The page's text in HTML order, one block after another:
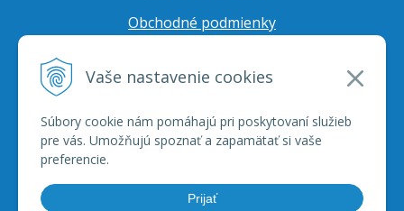
Vaše nastavenie cookies
Súbory cookie nám pomáhajú pri poskytovaní služieb
pre vás. Umožňujú spoznať a zapamätať si vaše
preferencie.
Prijať
Obchodné podmienky
Prepravné podmienky